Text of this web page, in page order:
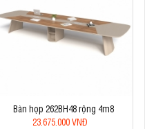
Bàn họp 262BH48 rộng 4m8
23.675.000 VNĐ